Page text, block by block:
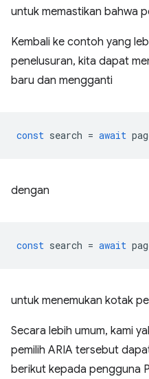
untuk memastikan bahwa
Kembali ke contoh yang
penelusuran, kita dapat
baru dan mengganti
const search = await
dengan
const search = await
untuk menemukan kotak
Secara lebih umum, kami
pemilih ARIA tersebut
berikut kepada pengguna